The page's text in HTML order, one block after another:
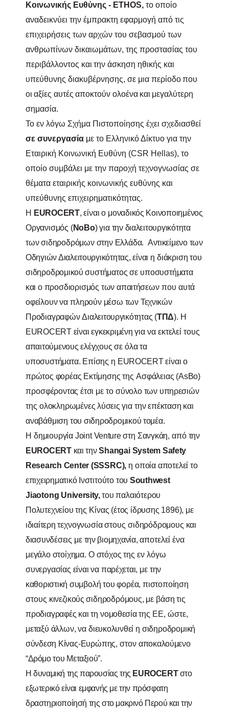
Κοινωνικής Ευθύνης - ETHOS, το οποίο
αναδεικνύει την έμπρακτη εφαρμογή από τις
επιχειρήσεις των αρχών του σεβασμού των
ανθρωπίνων δικαιωμάτων, της προστασίας του
περιβάλλοντος καιτην άσκηση ηθικής και
υπεύθυνης διακυβέρνησης, σε μια περίοδο που
οι αξίες αυτές αποκτούν ολοένα και μεγαλύτερη
σημασία.
Το εν λόγω Σχήμα Πιστοποίησης έχει σχεδιασθεί
σε συνεργασία με το Ελληνικό Δίκτυο για την
Εταιρική Κοινωνική Ευθύνη (CSR Hellas), το
οποίο συμβάλει με την παροχή τεχνογνωσίας σε
θέματα εταιρικής κοινωνικής ευθύνης και
υπεύθυνης επιχειρηματικότητας.
Η EUROCERT,είναιο μοναδικός Κοινοποιημένος
Οργανισμός (NoBo) για την διαλειτουργικότητα
των σιδηροδρόμων στην Ελλάδα. Αντικείμενο των
Οδηγιών Διαλειτουργικότητας,είναι ηδιάκριση του
σιδηροδρομικούσυστήματοςσε υποσυστήματα
και ο προσδιορισμός τωναπαιτήσεων που αυτά
οφείλουνναπληρούν μέσω των Τεχνικών
ΠροδιαγραφώνΔιαλειτουργικότητας (ΤΠΔ). Η
EUROCERT είναιεγκεκριμένηγια ναεκτελείτους
απαιτούμενουςελέγχουςσεόλατα
υποσυστήματα. Επίσης η EUROCERT είναιο
πρώτος φορέας ΕκτίμησηςτηςΑσφάλειας (AsBo)
προσφέροντας έτσι με το σύνολο των υπηρεσιών
της ολοκληρωμένεςλύσειςγιατηνεπέκταση και
αναβάθμιση του σιδηροδρομικού τομέα.
Η δημιουργία Joint Venture στη Σανγκάη, από την
EUROCERT καιτηνShangai System Safety
Research Center (SSSRC), η οποία αποτελεί το
επιχειρηματικό Ινστιτούτο του Southwest
Jiaotong University,του παλαιότερου
Πολυτεχνείουτης Κίνας (έτος ίδρυσης 1896), με
ιδιαίτερητεχνογνωσίαστουςσιδηρόδρομους και
διασυνδέσεις με την βιομηχανία,αποτελείένα
μεγάλο στοίχημα. Ο στόχοςτης ενλόγω
συνεργασίας είναι να παρέχεται, με την
καθοριστική συμβολή του φορέα, πιστοποίηση
στους κινεζικούςσιδηροδρόμους, με βάσητις
προδιαγραφές καιτηνομοθεσίατης ΕΕ, ώστε,
μεταξύ άλλων,ναδιευκολυνθεί η σιδηροδρομική
σύνδεση Κίνας-Ευρώπης, στον αποκαλούμενο
“Δρόμοτου Μεταξιού”.
Η δυναμική της παρουσίας της EUROCERTστο
εξωτερικό είναι εμφανής με την πρόσφατη
δραστηριοποίησή της στο μακρινό Περού και την